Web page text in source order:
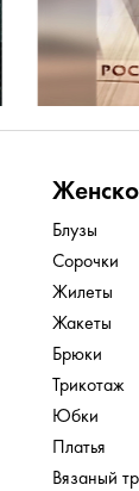
Блузы
Сорочки
Жилеты
Жакеты
Брюки
Трикотаж
Юбки
Платья
Вязаный